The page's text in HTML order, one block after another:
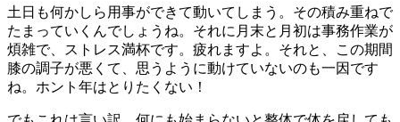
土日も何かしら用事ができて動いてしまう。その積み重ねで
たまっていくんでしょうね。それに月末と月初は事務作業が
煩雑で、ストレス満杯です。疲れますよ。それと、この期間
膝の調子が悪くて、思うように動けていないのも一因です
ね。ホント年はとりたくない！